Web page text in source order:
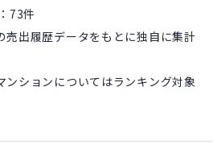
73件
売出履歴データをもとに独自に集計
ションについてはランキング対象